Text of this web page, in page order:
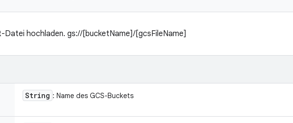
Datei hochladen. gs://[bucketName]/[gcsFileName]
String : Name des GCS-Buckets